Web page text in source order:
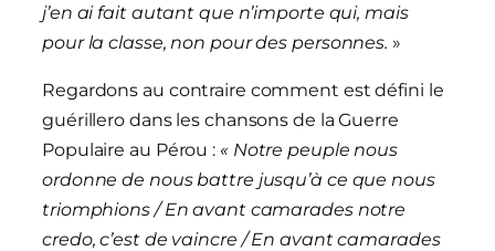
j’en ai fait autant que n’importe qui, mais
pour la classe, non pour des personnes. »
Regardons au contraire comment est défini le
guérillero dans les chansons de la Guerre
Populaire au Pérou : « Notre peuple nous
ordonne de nous battre jusqu’à ce que nous
triomphions / En avant camarades notre
credo, c’est de vaincre / En avant camarades